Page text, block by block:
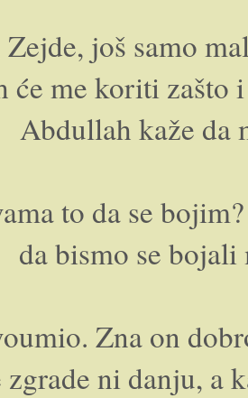
Zejde, još samo
će me koriti zašto
Abdullah kaže da
to da se
da bismo se
Zna on
zgrade ni danju, a